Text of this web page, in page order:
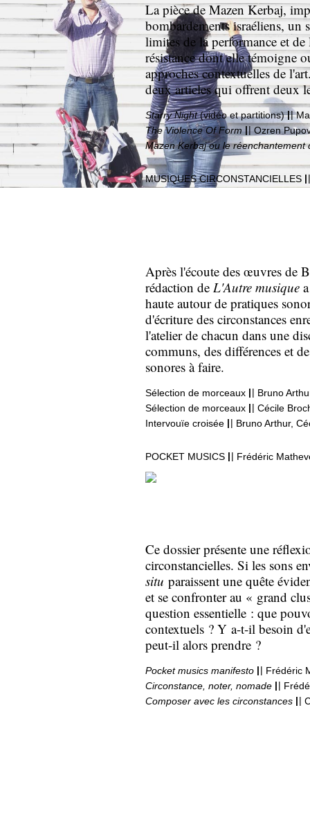
La pièce de Mazen Kerbaj,
bombardements israéliens,
limites de la performance et
résistance dont elle témoigne
approches contextuelles de
deux articles qui offrent deux
Starry Night(vidéo et partitions) ||
The Violence Of Form || Ozren
Mazen Kerbaj ou le réenchantement
MUSIQUES CIRCONSTANCIELLES ||
Après l'écoute des œuvres de
rédaction de L'Autre musique
haute autour de pratiques
d'écriture des circonstances
l'atelier de chacun dans une
communs, des différences et
sonores à faire.
Sélection de morceaux || Bruno
Sélection de morceaux || Cécile
Intervouïe croisée || Bruno Arthur,
POCKET MUSICS || Frédéric
Ce dossier présente une
circonstancielles. Si les sons
situ paraissent une quête
et se confronter au « grand
question essentielle : que
contextuels ? Y a-t-il besoin
peut-il alors prendre ?
Pocket musics manifesto || Frédéric
Circonstance, noter, nomade ||
Composer avec les circonstances ||